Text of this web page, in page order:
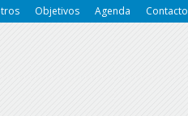
Objetivos Agenda Contacto